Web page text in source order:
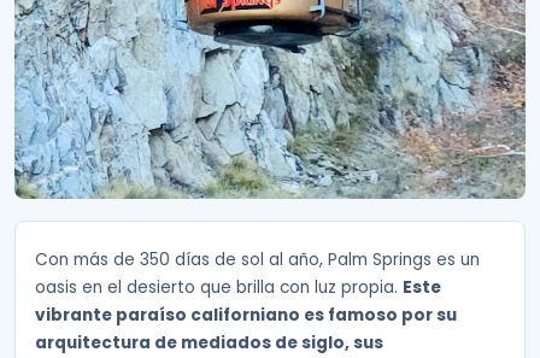
Con más de 350 días de sol al año, Palm Springs es un
oasis en el desierto que brilla con luz propia. Este
vibrante paraíso californiano es famoso por su
arquitectura de mediados de siglo, sus